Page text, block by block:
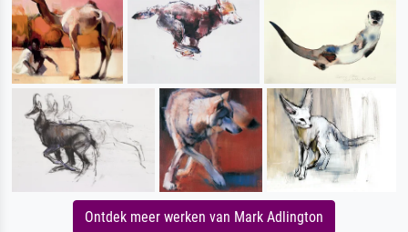
Ontdek meer werken van Mark Adlington